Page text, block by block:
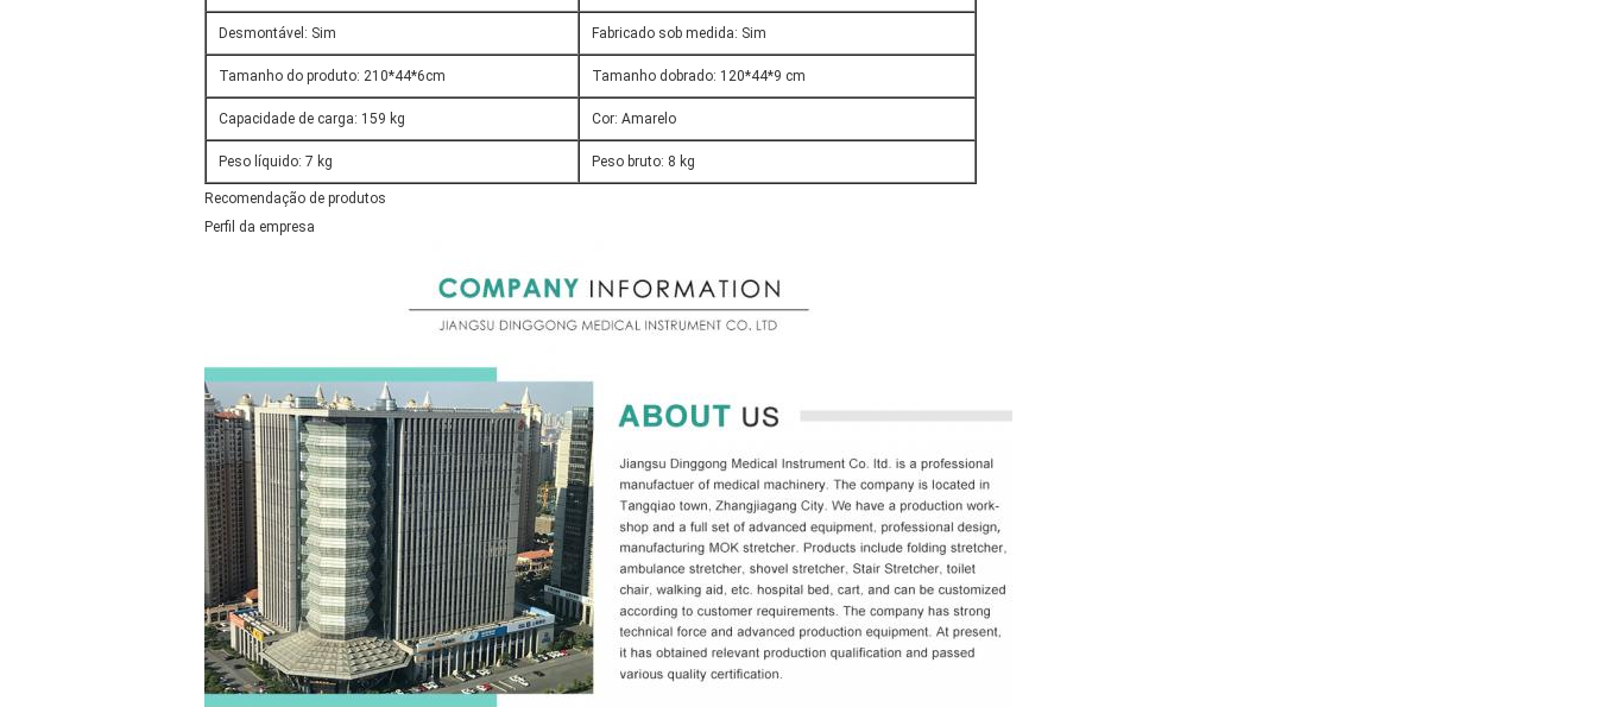
Desmontável: Sim Fabricado sob medida: Sim
Tamanho do produto: 210*44*6cm Tamanho dobrado: 120*44*9 cm
Capacidade de carga: 159 kg Cor: Amarelo
Peso líquido: 7 kg Peso bruto: 8 kg
Recomendação de produtos
Perfil da empresa